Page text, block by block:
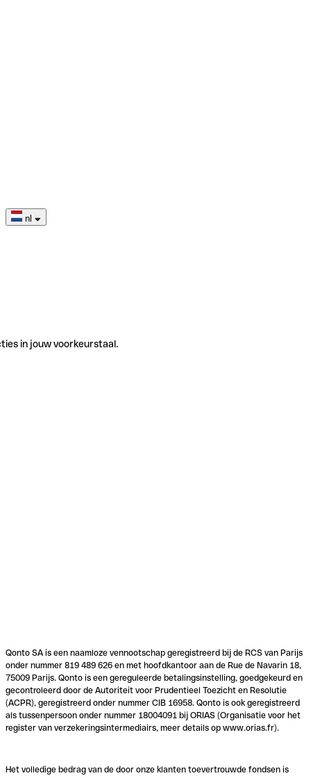
nl
in jouw voorkeurstaal.
Qonto SA is een naamloze vennootschap geregistreerd bij de RCS van Parijs
onder nummer 819 489 626 en met hoofdkantoor aan de Rue de Navarin 18,
75009 Parijs. Qonto is een gereguleerde betalingsinstelling, goedgekeurd en
gecontroleerd door de Autoriteit voor Prudentieel Toezicht en Resolutie
(ACPR), geregistreerd onder nummer CIB 16958. Qonto is ook geregistreerd
als tussenpersoon onder nummer 18004091 bij ORIAS (Organisatie voor het
register van verzekeringsintermediairs, meer details op www.orias.fr).
Het volledige bedrag van de door onze klanten toevertrouwde fondsen is